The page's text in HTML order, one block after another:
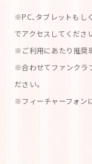
※PC、タブレットもし
でアクセスしてくださ
※ご利用にあたり推奨
※合わせてファンクラ
ださい。
※フィーチャーフォン